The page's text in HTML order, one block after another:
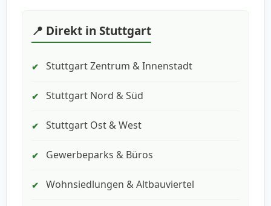
📍 Direkt in Stuttgart
✔ Stuttgart Zentrum & Innenstadt
✔ Stuttgart Nord & Süd
✔ Stuttgart Ost & West
✔ Gewerbeparks & Büros
✔ Wohnsiedlungen & Altbauviertel